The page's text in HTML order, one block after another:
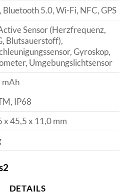
Bluetooth 5.0, Wi-Fi, NFC, GPS
Sensor (Herzfrequenz,
Blutsauerstoff),
Gyroskop,
Umgebungslichtsensor
mAh
IP68
x 45,5 x 11,0 mm
DETAILS